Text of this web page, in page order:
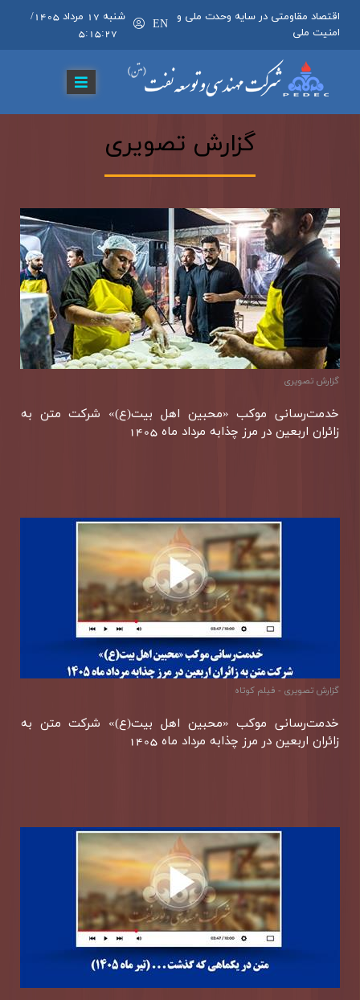
اقتصاد مقاومتی در سایه وحدت ملی و
امنیت ملی
EN شنبه 17 مرداد 1405
/
5:15:28
گزارش تصویری
گزارش تصویری
خدمت‌رسانی موكب «محبین اهل بیت(ع)» شركت متن به
زائران اربعین در مرز چذابه مرداد ماه 1405
گزارش تصويری - فیلم کوتاه
خدمت‌رسانی موكب «محبین اهل بیت(ع)» شركت متن به
زائران اربعین در مرز چذابه مرداد ماه 1405